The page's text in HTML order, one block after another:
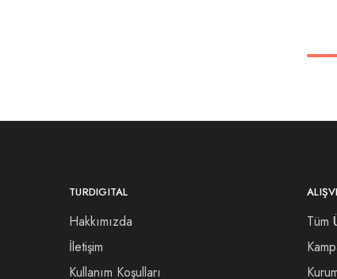
TURDIGITAL
Hakkımızda
İletişim
Kullanım Koşulları
Tüm